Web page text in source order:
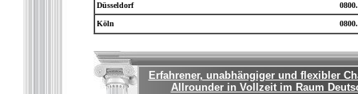
Düsseldorf
Köln
Erfahrener, unabhängiger und flexibler
Allrounder in Vollzeit im Raum